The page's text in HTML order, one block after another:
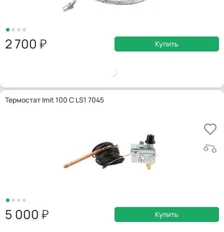
2 700 Купить
Термостат Imit 100 C LS1 7045
5 000 Купить